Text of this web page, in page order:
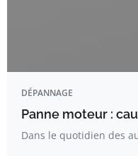
DÉPANNAGE
Panne moteur :
Dans le quotidien des